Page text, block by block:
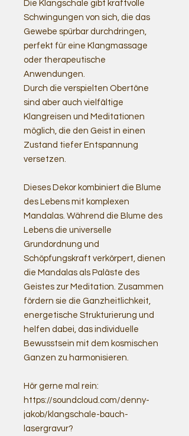
Die Klangschale gibt kraftvolle
Schwingungen von sich, die das
Gewebe spürbar durchdringen,
perfekt für eine Klangmassage
oder therapeutische
Anwendungen.
Durch die verspielten Obertöne
sind aber auch vielfältige
Klangreisen und Meditationen
möglich, die den Geist in einen
Zustand tiefer Entspannung
versetzen.
Dieses Dekor kombiniert die Blume
des Lebens mit komplexen
Mandalas. Während die Blume des
Lebens die universelle
Grundordnung und
Schöpfungskraft verkörpert, dienen
die Mandalas als Paläste des
Geistes zur Meditation. Zusammen
fördern sie die Ganzheitlichkeit,
energetische Strukturierung und
helfen dabei, das individuelle
Bewusstsein mit dem kosmischen
Ganzen zu harmonisieren.
Hör gerne mal rein:
https://soundcloud.com/denny-
jakob/klangschale-bauch-
lasergravur?